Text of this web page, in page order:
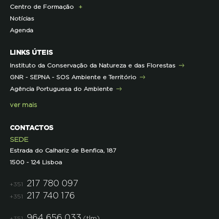
Contactos e Localização
Representações
Outros Projetos
Histórico de Projetos
Press Kit
ECOs-Locais
Dicas úteis
Iniciativas
Pareceres
Parcerias
Projetos
Semana do Jornalismo de Ambiente 2023
Área dos Professores
Recursos Pedagógicos
Literacia para a Floresta
Projetos
Centro de Formação
Formação Certificada
Formação Contínua para Professores
Outras Formações
Notícias
Agenda
LINKS ÚTEIS
Instituto da Conservação da Natureza e das Florestas
GNR - SEPNA - SOS Ambiente e Território
Agência Portuguesa do Ambiente
ver mais
CONTACTOS
SEDE
Estrada do Calhariz de Benfica, 187
1500 - 124 Lisboa
+351 217 780 097
+351 217 740 176